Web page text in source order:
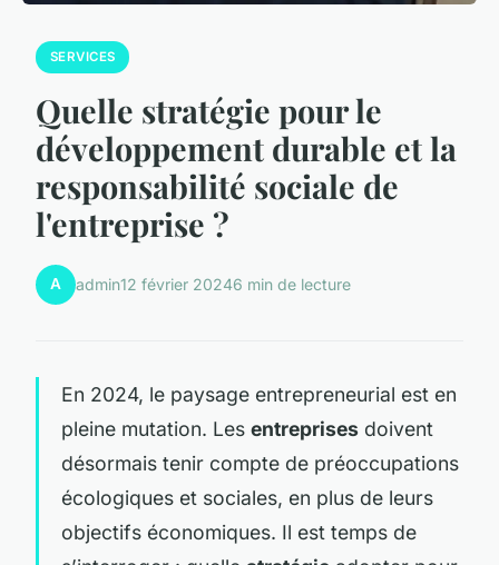
SERVICES
Quelle stratégie pour le
développement durable et la
responsabilité sociale de
l'entreprise ?
A admin12 février 20246 min de lecture
En 2024, le paysage entrepreneurial est en
pleine mutation. Les entreprises doivent
désormais tenir compte de préoccupations
écologiques et sociales, en plus de leurs
objectifs économiques. Il est temps de